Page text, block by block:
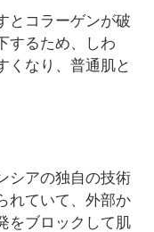
とコラーゲンが破
するため、しわ
くなり、普通肌と
シアの独自の技術
れていて、外部か
をブロックして肌